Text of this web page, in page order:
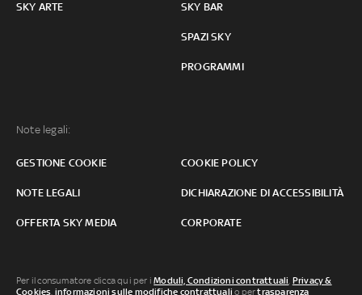
SKY ARTE SKY BAR
SPAZI SKY
PROGRAMMI
Note legali:
GESTIONE COOKIE COOKIE POLICY
NOTE LEGALI DICHIARAZIONE DI ACCESSIBILITÀ
OFFERTA SKY MEDIA CORPORATE
Per il consumatore clicca qui per iModuli, Condizioni contrattuali, Privacy &
Cookies, informazioni sulle modifiche contrattuali o pertrasparenza